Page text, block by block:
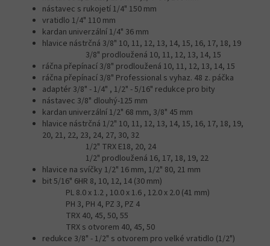
nástavec s rukojetí 1/4" 150 mm
vratidlo 1/4" 110 mm
kardan univerzální 1/4" 36 mm
hlavice nástrčná 3/8" 10, 11, 12, 13, 14, 15, 16, 17, 18, 19
3/8" prodloužená 10, 11, 12, 13, 14, 15
ráčna přepínací 3/8" prodloužená 10, 11, 12, 13, 14, 15
ráčna přepínací 3/8" Professional s vyhaz. 48 z. páčka
adaptér 3/8" - 1/4" , 1/2" - 5/16" redukce pro bity
nástavec 3/8" dlouhý-125 mm
kardan univerzální 1/2" 68 mm, 3/8" 45 mm
hlavice nástrčná 1/2" 10, 11, 12, 13, 14, 15, 16, 17, 18, 19,
20, 21, 22, 23, 24, 27, 30, 32
1/2" TRX E18, 20, 24
1/2" prodloužená 16, 17, 18, 19, 22
hlavice na svíčky 1/2" 16 mm, 1/2" 80, 21 mm
bit 5/16" 6HR 8, 10, 12, 14 (30 mm)
PL 8.0 x 1.2 , 10.0 x 1.6 , 12.0 x 2.0 (41 mm)
PH 3, PH 4, PZ 3, PZ 4
TRX 40, 45, 50, 55
TRX s otvorem 40, 45, 50
redukce 3/8" - 1/2" s otvorem pro velké vratidlo (1/2")